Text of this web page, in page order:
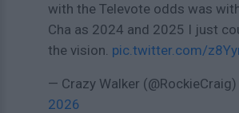
with the Televote odds was
Cha as 2024 and 2025 I just
the vision. pic.twitter.com/
— Crazy Walker (@RockieCraig)
2026